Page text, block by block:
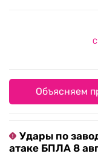
Объясняем
Удары по
атаке БПЛА 8